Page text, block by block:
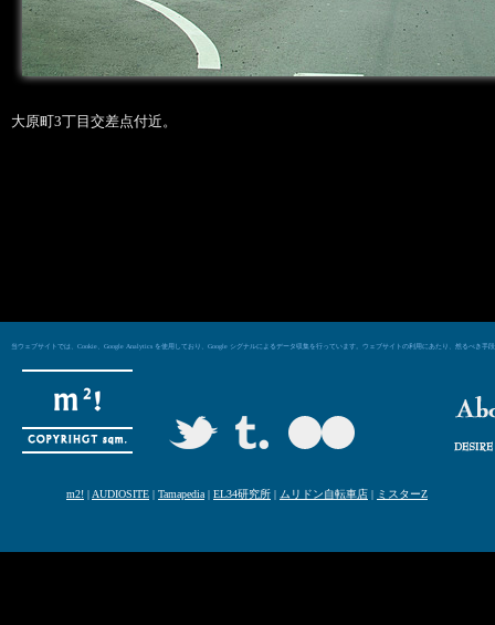
大原町3丁目交差点付近。
当ウェブサイトでは、Cookie、Google Analytics を使用しており、Google シグナルによるデータ収集を行っています。ウェブサイトの利用にあたり、然るべき
m2! | AUDIOSITE | Tamapedia | EL34研究所 | ムリドン自転車店 | ミスターZ